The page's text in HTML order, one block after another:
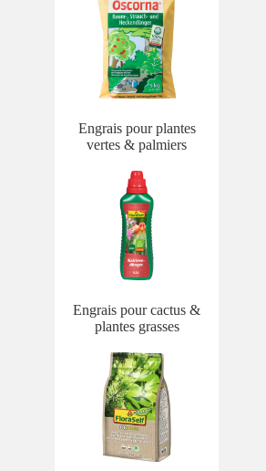
Engrais pour plantes
vertes & palmiers
Engrais pour cactus &
plantes grasses